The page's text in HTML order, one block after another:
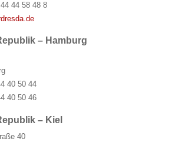
44 58 48 8
– Hamburg
40 50 44
40 50 46
– Kiel
40